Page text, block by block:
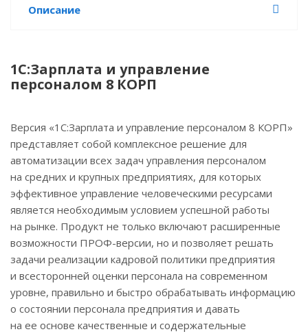
Описание
1С:Зарплата и управление
персоналом 8 КОРП
Версия «1С:Зарплата и управление персоналом 8 КОРП»
представляет собой комплексное решение для
автоматизации всех задач управления персоналом
на средних и крупных предприятиях, для которых
эффективное управление человеческими ресурсами
является необходимым условием успешной работы
на рынке. Продукт не только включают расширенные
возможности ПРОФ-версии, но и позволяет решать
задачи реализации кадровой политики предприятия
и всесторонней оценки персонала на современном
уровне, правильно и быстро обрабатывать информацию
о состоянии персонала предприятия и давать
на ее основе качественные и содержательные